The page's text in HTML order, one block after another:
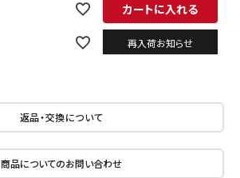
カートに入れる
再入荷お知らせ
返品・交換について
商品についてのお問い合わせ